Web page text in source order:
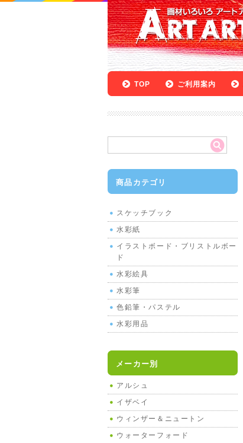
TOP ご利用案内
商品カテゴリ
スケッチブック
水彩紙
イラストボード・ブリストルボー
ド
水彩絵具
水彩筆
色鉛筆・パステル
水彩用品
メーカー別
アルシュ
イザベイ
ウィンザー＆ニュートン
ウォーターフォード